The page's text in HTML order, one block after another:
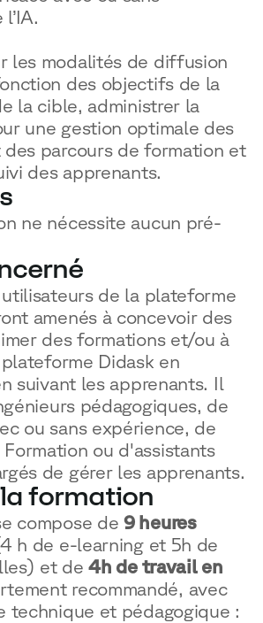
RELATIONS
CLIENTS &
LOGICIELS
TÉMOIGNAGES
INTÉGRATIONS
les modalités de diffusion
des objectifs de la
la cible, administrer la
une gestion optimale des
parcours de formation et
des apprenants.
ne nécessite aucun pré-
utilisateurs de la plateforme
amenés à concevoir des
des formations et/ou à
Didask en
suivant les apprenants. Il
pédagogiques, de
ou sans expérience, de
Formation ou d'assistants
de gérer les apprenants.
la formation
compose de9 heures
h de e-learning et 5h de
et de4h de travail en
recommandé, avec
technique et pédagogique :